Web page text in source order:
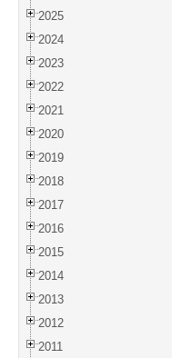
2025
2024
2023
2022
2021
2020
2019
2018
2017
2016
2015
2014
2013
2012
2011